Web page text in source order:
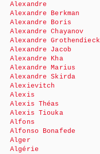
Alexandre
Alexandre Berkman
Alexandre Boris
Alexandre Chayanov
Alexandre Grothendieck
Alexandre Jacob
Alexandre Kha
Alexandre Marius
Alexandre Skirda
Alexievitch
Alexis
Alexis Théas
Alexis Tiouka
Alfons
Alfonso Bonafede
Alger
Algérie